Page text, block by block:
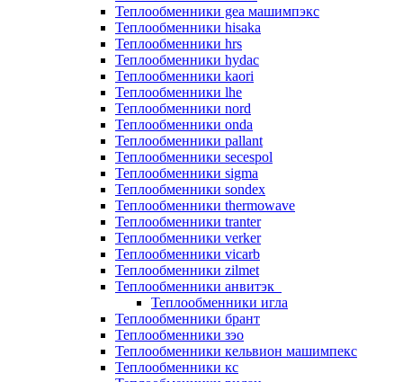
Теплообменники gea машимпэкс
Теплообменники hisaka
Теплообменники hrs
Теплообменники hydac
Теплообменники kaori
Теплообменники lhe
Теплообменники nord
Теплообменники onda
Теплообменники pallant
Теплообменники secespol
Теплообменники sigma
Теплообменники sondex
Теплообменники thermowave
Теплообменники tranter
Теплообменники verker
Теплообменники vicarb
Теплообменники zilmet
Теплообменники анвитэк
Теплообменники игла
Теплообменники брант
Теплообменники зэо
Теплообменники кельвион машимпекс
Теплообменники кс